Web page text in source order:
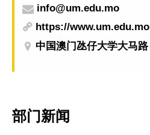
info@um.edu.mo
https://www.um.edu.mo
中国澳门氹仔大学大马路
部门新闻